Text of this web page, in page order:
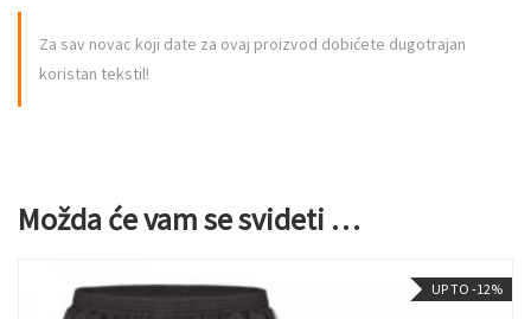
Za sav novac koji date za ovaj proizvod dobićete dugotrajan
koristan tekstil!
Možda će vam se svideti …
UP TO -12%